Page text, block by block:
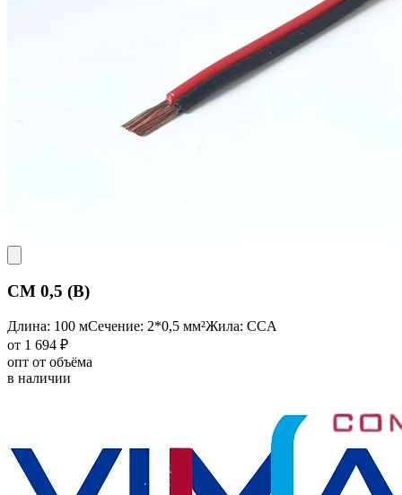
CM 0,5 (B)
Длина: 100 мСечение: 2*0,5 мм²Жила: CCA
от 1 694 ₽
опт от объёма
в наличии